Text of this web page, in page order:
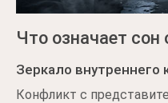
Что означает
Зеркало внутреннего
Конфликт с